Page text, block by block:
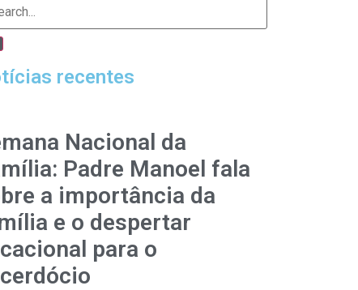
recentes
Nacional da
Padre Manoel fala
a importância da
e o despertar
para o